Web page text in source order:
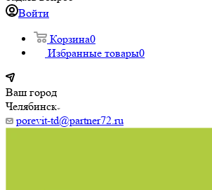
Войти
Корзина0
Избранные товары0
Ваш город
Челябинск
porevit-td@partner72.ru